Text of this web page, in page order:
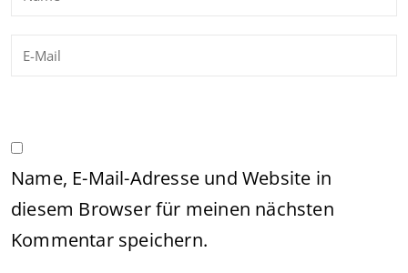
Name, E-Mail-Adresse und Website in
diesem Browser für meinen nächsten
Kommentar speichern.